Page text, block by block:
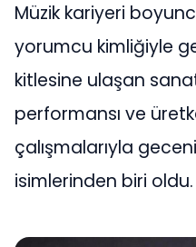
Müzik kariyeri
yorumcu kimliğiyle
kitlesine ulaşan
performansı ve
çalışmalarıyla
isimlerinden biri oldu.